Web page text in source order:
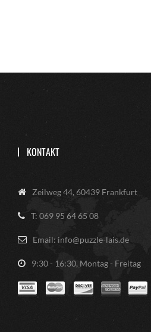
KONTAKT
Zeilweg 44, 60439 Frankfurt
T: 069 95 64 65 08
Email: info@puzzle-lais.de
9:30 - 16:30, Montag - Freitag